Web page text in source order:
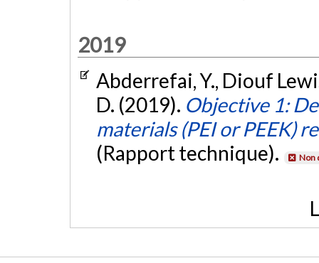
2019
Abderrefai, Y., Diouf
D. (2019). Objective 1:
materials (PEI or PEEK)
(Rapport technique).
Non